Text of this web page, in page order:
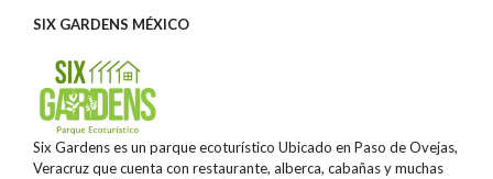
SIX GARDENS MÉXICO
Six Gardens es un parque ecoturístico Ubicado en Paso de Ovejas,
Veracruz que cuenta con restaurante, alberca, cabañas y muchas